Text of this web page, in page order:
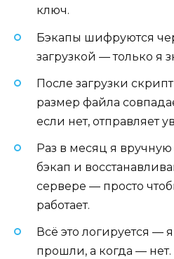
ключ.
Бэкапы шифруются
загрузкой — только я
После загрузки
размер файла
если нет, отправляет
Раз в месяц я
бэкап и
сервере — просто
работает.
Всё это логируется —
прошли, а когда — нет.